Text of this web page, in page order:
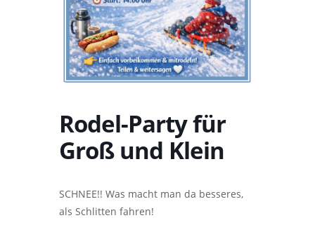
Rodel-Party für
Groß und Klein
SCHNEE!! Was macht man da besseres,
als Schlitten fahren!